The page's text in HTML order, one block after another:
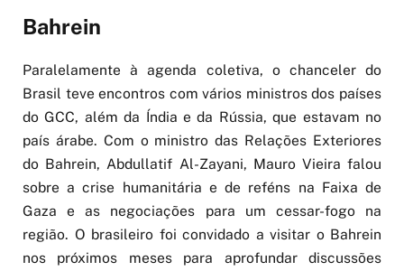
Bahrein
Paralelamente à agenda coletiva, o chanceler do
Brasil teve encontros com vários ministros dos países
do GCC, além da Índia e da Rússia, que estavam no
país árabe. Com o ministro das Relações Exteriores
do Bahrein, Abdullatif Al-Zayani, Mauro Vieira falou
sobre a crise humanitária e de reféns na Faixa de
Gaza e as negociações para um cessar-fogo na
região. O brasileiro foi convidado a visitar o Bahrein
nos próximos meses para aprofundar discussões